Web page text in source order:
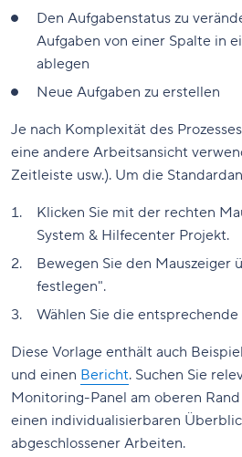
Den Aufgabenstatus zu
Aufgaben von einer Spalte in
ablegen
Neue Aufgaben zu erstellen
Je nach Komplexität des
eine andere Arbeitsansicht
Zeitleiste usw.). Um die
Klicken Sie mit der rechten
System & Hilfecenter Projekt.
Bewegen Sie den Mauszeiger
festlegen".
Wählen Sie die entsprechende
Diese Vorlage enthält auch
und einen Bericht. Suchen Sie
Monitoring-Panel am oberen
einen individualisierbaren
abgeschlossener Arbeiten.